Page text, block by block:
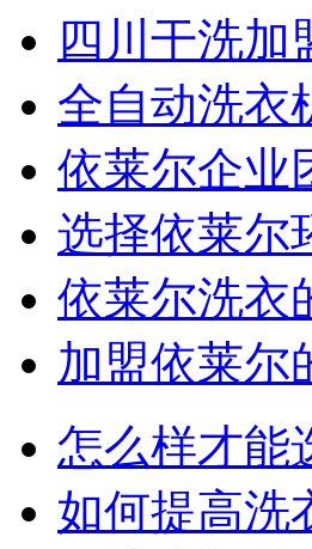
四川干洗加
全自动洗衣
依莱尔企业
选择依莱尔
依莱尔洗衣
加盟依莱尔
怎么样才能
如何提高洗